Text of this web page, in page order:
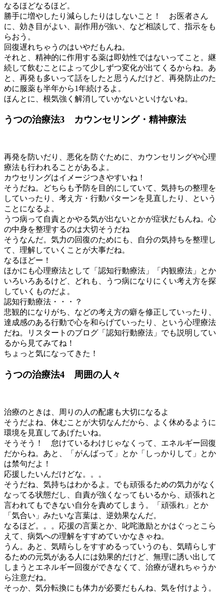
なるほどなるほど。
勝手に増やしたり減らしたりはしないこと！ お医者さん
に、効き目がよい、副作用が強い、など相談して、指示をも
らおう。
回復遅れちゃうのはいやだもんね。
それと、精神的に作用する薬は即効性ではないってこと。継
続して飲むことによって少しずつ変化が出てくるからね。あ
と、再発も多いって話をしたと思うんだけど、再発防止のた
めに服薬も半年から1年続けるよ。
ほんとに、根気強く解消していかないといけないね。
うつの治療法3 カウンセリング・精神療法
再発を防いだり、悪化を防ぐために、カウンセリングや心理
療法も行われることがあるよ。
カウセリングはイメージつきやすいね！
そうだね。どちらも予防を目的にしていて、気持ちの整理を
していったり、考え方・行動パターンを見直したり、という
ことになるよ。
うつ病って自責とかやる気が出ないとかが症状だもんね。心
の中身を整理するのは大切そうだね
そうなんだ。気力の回復のためにも、自分の気持ちを整理し
て、理解していくことが大事だね。
なるほどー！
ほかにも心理療法として「認知行動療法」「内観療法」とか
いろいろあるけど、どれも、うつ病になりにくい考え方を探
していくものだよ。
認知行動療法・・・？
悲観的になりがち、などの考え方の癖を修正していったり、
達成感のある行動で心を和らげていったり、という心理療法
だね。リスタートのブログ「認知行動療法」でも説明してい
るから見てみてね！
ちょっと気になってきた！
うつの治療法4 周囲の人々
治療のときは、周りの人の配慮も大切になるよ
そうだよね、休むことが大切なんだから、よく休めるように
環境を見直してあげたいね。
そうそう！ 怠けているわけじゃなくって、エネルギー回復
だからね。あと、「がんばって」とか「しっかりして」とか
は禁句だよ！
応援したいんだけどな。。。
そうだね、気持ちはわかるよ。でも頑張るための気力がなく
なってる状態だし、自責が強くなってもいるから、頑張れと
言われてもできない自分を責めてしまう。「頑張れ」とか
「気合い」みたいな言葉は、逆効果なんだ。
なるほど。。。応援の言葉とか、叱咤激励とかはぐっとこら
えて、病気への理解をすすめていかなきゃね。
うん。あと、気晴らしをすすめるっていうのも、気晴らしす
るための元気がある人には効果的だけど、無理に誘い出して
しまうとエネルギー回復ができなくて、治療が遅れちゃうか
ら注意だね。
そっか、気分転換にも体力が必要だもんね、気を付けよう。